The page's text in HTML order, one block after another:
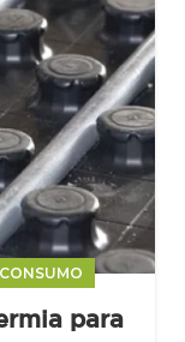
para